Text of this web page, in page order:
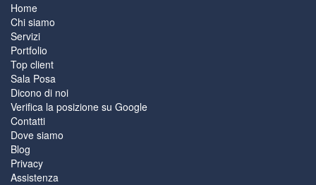
Home
Chi siamo
Servizi
Portfolio
Top client
Sala Posa
Dicono di noi
Verifica la posizione su Google
Contatti
Dove siamo
Blog
Privacy
Assistenza